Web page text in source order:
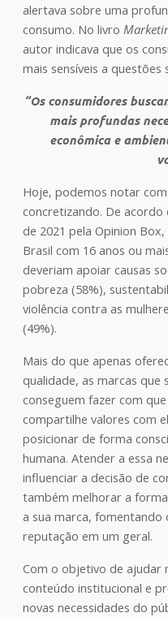
alertava sobre uma
consumo. No livro
autor indicava que os
mais sensíveis a questões
“Os consumidores
mais profundas
econômica e
Hoje, podemos notar
concretizando. De
de 2021 pela Opinion
Brasil com 16 anos ou
deveriam apoiar causas
pobreza (58%),
violência contra as
(49%).
Mais do que apenas
qualidade, as marcas que
conseguem fazer com
compartilhe valores com
posicionar de forma
humana. Atender a essa
influenciar a decisão de
também melhorar a
a sua marca,
reputação em um geral.
Com o objetivo de ajudar
conteúdo institucional e
novas necessidades do